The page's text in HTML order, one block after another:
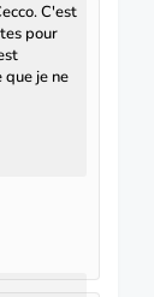
C'est
pour
je ne